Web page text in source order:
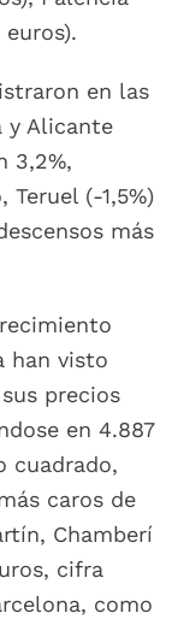
euros).
en las
y Alicante
3,2%,
(-1,5%)
más
han visto
precios
en 4.887
cuadrado,
caros de
Chamberí
cifra
como